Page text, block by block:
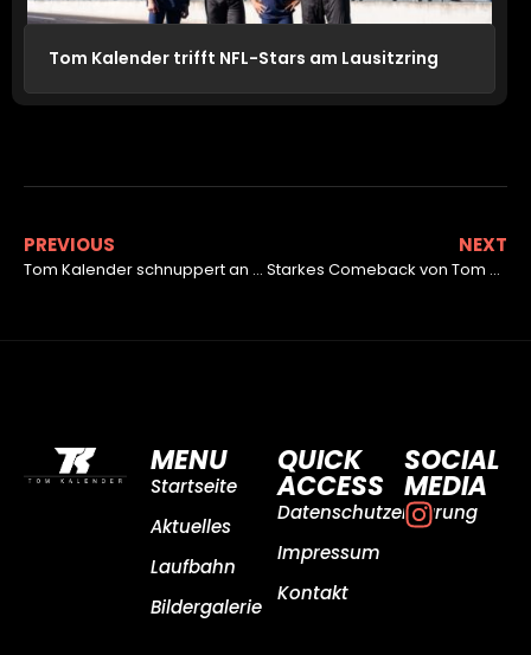
Tom Kalender trifft NFL-Stars am Lausitzring
PREVIOUS
Tom Kalender schnuppert an den Top-Ten der DJKM
NEXT
Starkes Comeback von Tom Kalender in Ampfing
MENU
Startseite
Aktuelles
Laufbahn
Bildergalerie
QUICK
ACCESS
Datenschutzerklärung
Impressum
Kontakt
SOCIAL
MEDIA